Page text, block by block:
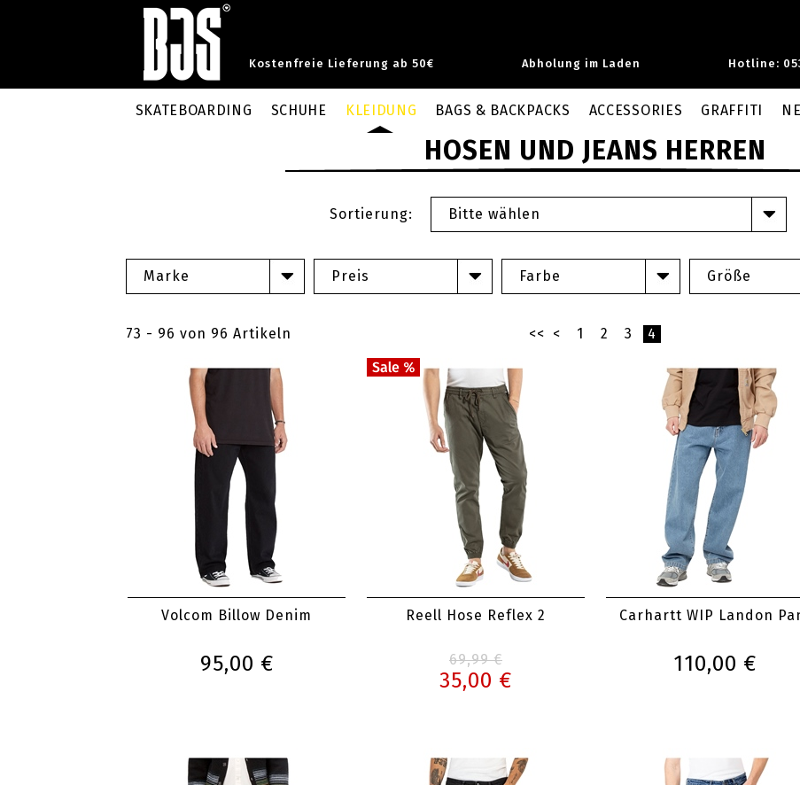
Kostenfreie Lieferung ab 50€ Abholung im Laden Hotline:
SKATEBOARDING SCHUHE KLEIDUNG BAGS & BACKPACKS ACCESSORIES GRAFFITI
HOSEN UND JEANS HERREN
Sortierung: Bitte wählen
Marke Preis Farbe Größe
73 - 96 von 96 Artikeln << < 1 2 3 4
Volcom Billow Denim
95,00 €
Reell Hose Reflex 2
69,99 €
35,00 €
Carhartt WIP Landon
110,00 €